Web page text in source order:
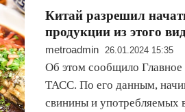
Китай разрешил
продукции из этого
metroadmin 26.01.2024 15:35
Об этом сообщило
ТАСС. По его данным,
свинины и употребляемых